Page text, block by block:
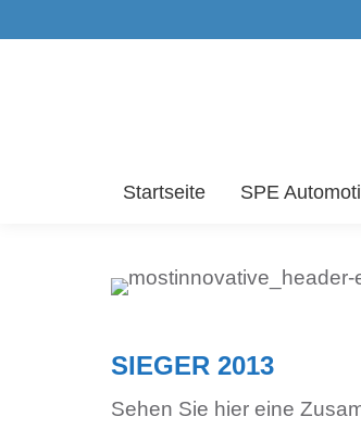
Startseite SPE
SIEGER 2013
Sehen Sie hier eine